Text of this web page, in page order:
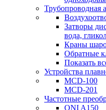
Трубопроводная
Затворы
вода,
Краны
Обратные
Показать
Устройства
MCD-100
MCD-201
Частотные
ONI A150